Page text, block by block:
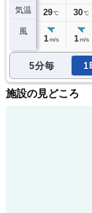
気温
風
26℃ 29℃
1 m/s
30℃
1 m/s
5分毎 1
施設の見どころ